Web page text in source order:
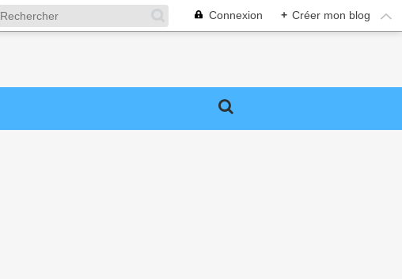
Connexion + Créer mon blog